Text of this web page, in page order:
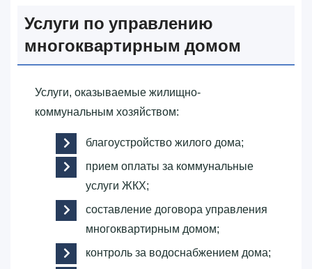
Услуги по управлению
многоквартирным домом
Услуги, оказываемые жилищно-
коммунальным хозяйством:
благоустройство жилого дома;
прием оплаты за коммунальные
услуги ЖКХ;
составление договора управления
многоквартирным домом;
контроль за водоснабжением дома;